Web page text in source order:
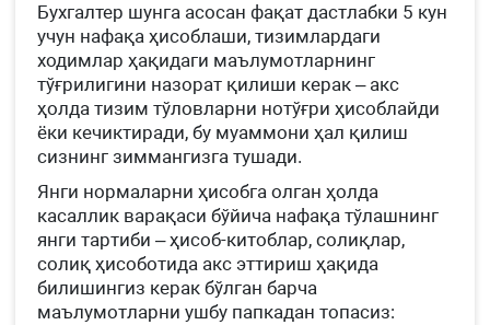
Бухгалтер шунга асосан фақат дастлабки 5 кун
учун нафақа ҳисоблаши, тизимлардаги
ходимлар ҳақидаги маълумотларнинг
тўғрилигини назорат қилиши керак – акс
ҳолда тизим тўловларни нотўғри ҳисоблайди
ёки кечиктиради, бу муаммони ҳал қилиш
сизнинг зиммангизга тушади.
Янги нормаларни ҳисобга олган ҳолда
касаллик варақаси бўйича нафақа тўлашнинг
янги тартиби – ҳисоб-китоблар, солиқлар,
солиқ ҳисоботида акс эттириш ҳақида
билишингиз керак бўлган барча
маълумотларни ушбу папкадан топасиз: